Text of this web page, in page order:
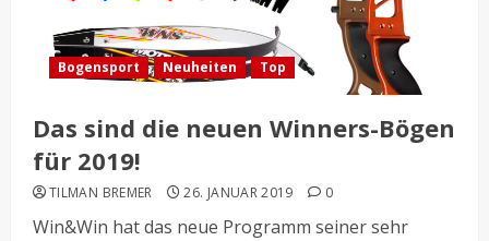
Bogensport Neuheiten Top
Das sind die neuen Winners-Bögen
für 2019!
TILMAN BREMER 26. JANUAR 2019 0
Win&Win hat das neue Programm seiner sehr